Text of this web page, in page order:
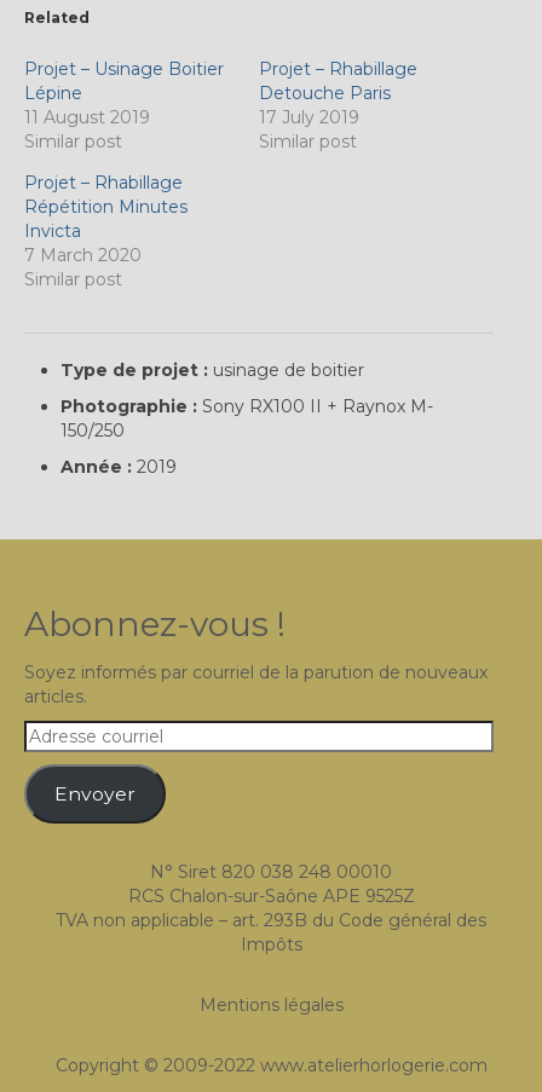
Related
Projet – Usinage Boitier
Lépine
11 August 2019
Similar post
Projet – Rhabillage
Detouche Paris
17 July 2019
Similar post
Projet – Rhabillage
Répétition Minutes
Invicta
7 March 2020
Similar post
Type de projet : usinage de boitier
Photographie : Sony RX100 II + Raynox M-
150/250
Année : 2019
Abonnez-vous !
Soyez informés par courriel de la parution de nouveaux
articles.
Adresse
courriel
Envoyer
N° Siret 820 038 248 00010
RCS Chalon-sur-Saône APE 9525Z
TVA non applicable – art. 293B du Code général des
Impôts
Mentions légales
Copyright © 2009-2022 www.atelierhorlogerie.com